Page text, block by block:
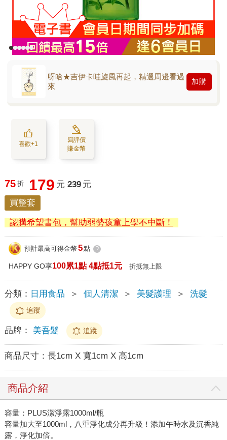
呀哈★吉伊卡哇旋風再起，精選周邊看過
來
加購
喜歡+1
寫評價
賺金幣
75 折 179 元 239 元
買整套
認購希望書包，幫助弱勢孩童上學不中斷！
預計最高可得金幣 5點 ?
HAPPY GO享100累1點 4點抵1元 折抵無上限
分類： 日用食品 ＞ 個人清潔 ＞ 美髮護理 ＞ 洗髮
追蹤
品牌： 美吾髮 追蹤
商品尺寸： 長1cm X 寬1cm X 高1cm
商品介紹
容量：PLUS潔淨露1000ml/瓶
容量加大至1000ml，八重淨化成分再升級！添加午時水及沉香純
露，淨化加倍。